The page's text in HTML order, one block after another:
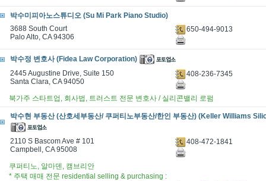
박수미피아노스튜디오 (Su Mi Park Piano Studio)
3688 South Court
Palo Alto, CA 94306
650-494-9013
박수정 변호사 (Fidea Law Corporation)
2445 Augustine Drive, Suite 150
Santa Clara, CA 94050
408-236-7345
북가주 스타트업, 회사법, 트러스트 전문 변호사 / 실리콘밸리 로펌
박수현 부동산 (산호세부동산/ 쿠퍼티노부동산/한인 부동산) (Keller Williams
2110 S Bascom Ave # 101
Campbell, CA 95008
408-472-1841
쿠퍼티노, 알마덴, 캠브리안
* 주택 매매 전문 residential selling & purchasing :